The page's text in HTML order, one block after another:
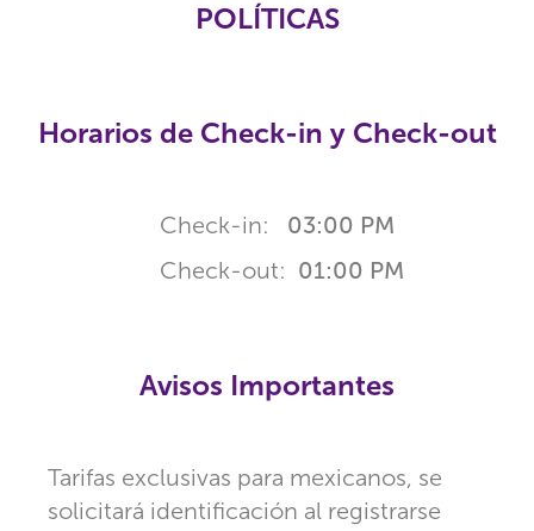
POLÍTICAS
Horarios de Check-in y Check-out
Check-in: 03:00 PM
Check-out: 01:00 PM
Avisos Importantes
Tarifas exclusivas para mexicanos, se
solicitará identificación al registrarse